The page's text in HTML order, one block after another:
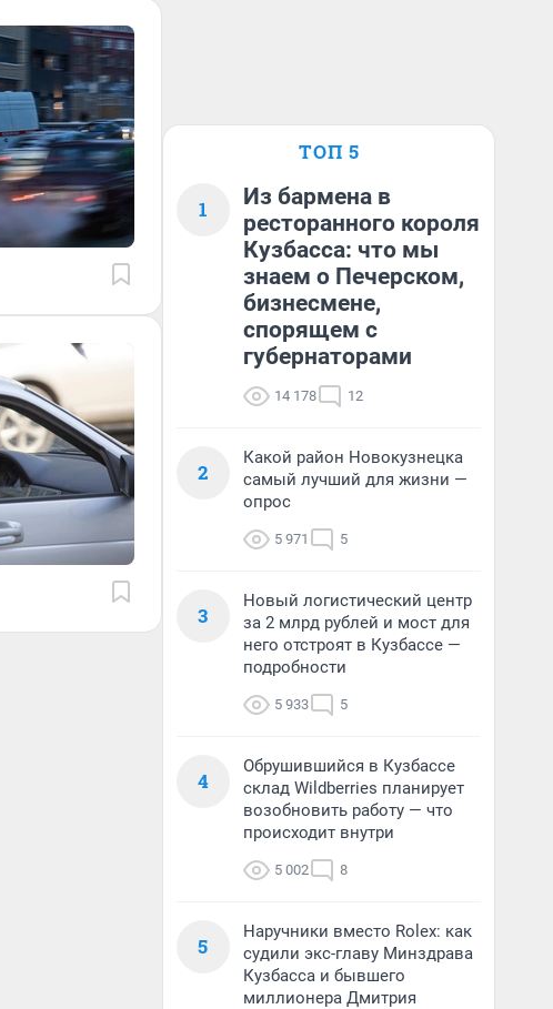
ТОП 5
1
Из бармена в
ресторанного короля
Кузбасса: что мы
знаем о Печерском,
бизнесмене,
спорящем с
губернаторами
14 178 12
2
Какой район Новокузнецка
самый лучший для жизни —
опрос
5 971 5
3
Новый логистический центр
за 2 млрд рублей и мост для
него отстроят в Кузбассе —
подробности
5 933 5
4
Обрушившийся в Кузбассе
склад Wildberries планирует
возобновить работу — что
происходит внутри
5 002 8
5
Наручники вместо Rolex: как
судили экс-главу Минздрава
Кузбасса и бывшего
миллионера Дмитрия